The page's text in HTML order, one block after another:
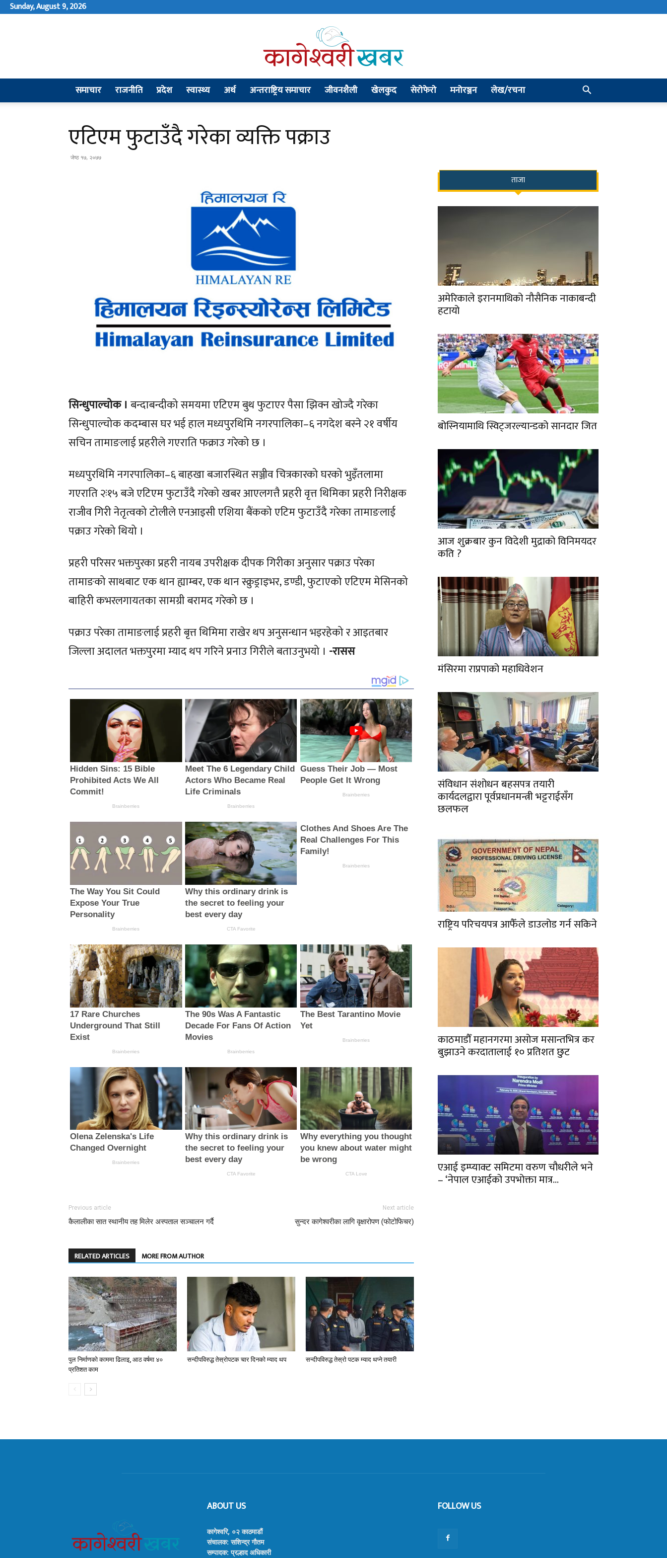
Sunday, August 9, 2026
kageshworikhabar.com
समाचार राजनीति प्रदेश स्वास्थ्य अर्थ अन्तराष्ट्रिय समाचार जीवनशैली खेलकुद सेराेफेराे मनोरञ्जन लेख/रचना
एटिएम फुटाउँदै गरेका व्यक्ति पक्राउ
जेष्ठ १७, २०७७
सिन्धुपाल्चोक । बन्दाबन्दीको समयमा एटिएम बुथ फुटाएर पैसा झिक्न खोज्दै गरेका
सिन्धुपाल्चोक कदम्बास घर भई हाल मध्यपुरथिमि नगरपालिका–६ नगदेश बस्ने २१ वर्षीय
सचिन तामाङलाई प्रहरीले गएराति फक्राउ गरेको छ ।
मध्यपुरथिमि नगरपालिका–६ बाहखा बजारस्थित सञ्जीव चित्रकारको घरको भुइँतलामा
गएराति २ः१५ बजे एटिएम फुटाउँदै गरेको खबर आएलगत्तै प्रहरी वृत्त थिमिका प्रहरी निरीक्षक
राजीव गिरी नेतृत्वको टोलीले एनआइसी एशिया बैंकको एटिम फुटाउँदै गरेका तामाङलाई
पक्राउ गरेको थियो ।
प्रहरी परिसर भक्तपुरका प्रहरी नायब उपरीक्षक दीपक गिरीका अनुसार पक्राउ परेका
तामाङको साथबाट एक थान ह्याम्बर, एक थान स्क्रुड्राइभर, डण्डी, फुटाएको एटिएम मेसिनको
बाहिरी कभरलगायतका सामग्री बरामद गरेको छ ।
पक्राउ परेका तामाङलाई प्रहरी बृत्त थिमिमा राखेर थप अनुसन्धान भइरहेको र आइतबार
जिल्ला अदालत भक्तपुरमा म्याद थप गरिने प्रनाउ गिरीले बताउनुभयो । -रासस
Previous article
कैलालीका सात स्थानीय तह मिलेर अस्पताल सञ्चालन गर्दै
Next article
सुन्दर कागेश्वरीका लागि वृक्षारोपण (फोटोफिचर)
RELATED ARTICLES MORE FROM AUTHOR
पुल निर्माणको काममा ढिलाइ, आठ वर्षमा ४०
प्रतिशत काम
सन्दीपविरुद्ध तेस्रोपटक चार दिनको म्याद थप सन्दीपविरुद्ध तेस्रो पटक म्याद थप्ने तयारी
ताजा
अमेरिकाले इरानमाथिको नौसैनिक नाकाबन्दी
हटायो
बोस्नियामाथि स्विट्जरल्यान्डको सानदार जित
आज शुक्रबार कुन विदेशी मुद्राको विनिमयदर
कति ?
मंसिरमा राप्रपाको महाधिवेशन
संविधान संशोधन बहसपत्र तयारी
कार्यदलद्वारा पूर्वप्रधानमन्त्री भट्टराईसँग
छलफल
राष्ट्रिय परिचयपत्र आफैँले डाउलोड गर्न सकिने
काठमाडौँ महानगरमा असोज मसान्तभित्र कर
बुझाउने करदातालाई १० प्रतिशत छुट
एआई इम्प्याक्ट समिटमा वरुण चौधरीले भने
– ‘नेपाल एआईको उपभोक्ता मात्र...
ABOUT US
कागेश्वरि, ०२ काठमाडौं
संचालक: सशिन्द्र गौतम
सम्पादक: प्रल्हाद अधिकारी
FOLLOW US